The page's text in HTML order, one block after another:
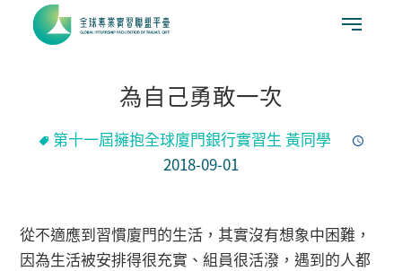
為自己勇敢一次
第十一屆擁抱全球廈門銀行實習生 黃同學
2018-09-01
從不適應到習慣廈門的生活，其實沒有想象中困難，
因為生活被安排得很充實、組員很活潑，遇到的人都